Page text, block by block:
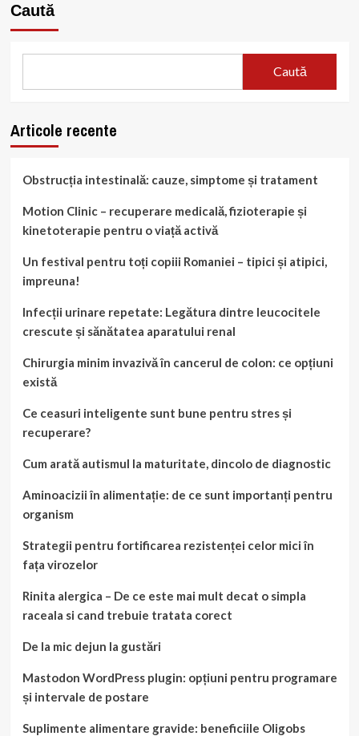
Caută
Caută
Articole recente
Obstrucția intestinală: cauze, simptome și tratament
Motion Clinic – recuperare medicală, fizioterapie și
kinetoterapie pentru o viață activă
Un festival pentru toți copiii Romaniei – tipici și atipici,
impreuna!
Infecții urinare repetate: Legătura dintre leucocitele
crescute și sănătatea aparatului renal
Chirurgia minim invazivă în cancerul de colon: ce opțiuni
există
Ce ceasuri inteligente sunt bune pentru stres și
recuperare?
Cum arată autismul la maturitate, dincolo de diagnostic
Aminoacizii în alimentație: de ce sunt importanți pentru
organism
Strategii pentru fortificarea rezistenței celor mici în
fața virozelor
Rinita alergica – De ce este mai mult decat o simpla
raceala si cand trebuie tratata corect
De la mic dejun la gustări
Mastodon WordPress plugin: opțiuni pentru programare
și intervale de postare
Suplimente alimentare gravide: beneficiile Oligobs